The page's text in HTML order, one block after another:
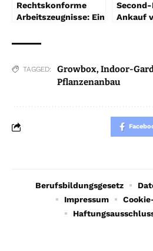
Rechtskonforme
Arbeitszeugnisse: Ein
Ankauf
an?
TAGGED: Growbox, Indoor-
Pflanzenanbau
Berufsbildungsgesetz
Impressum